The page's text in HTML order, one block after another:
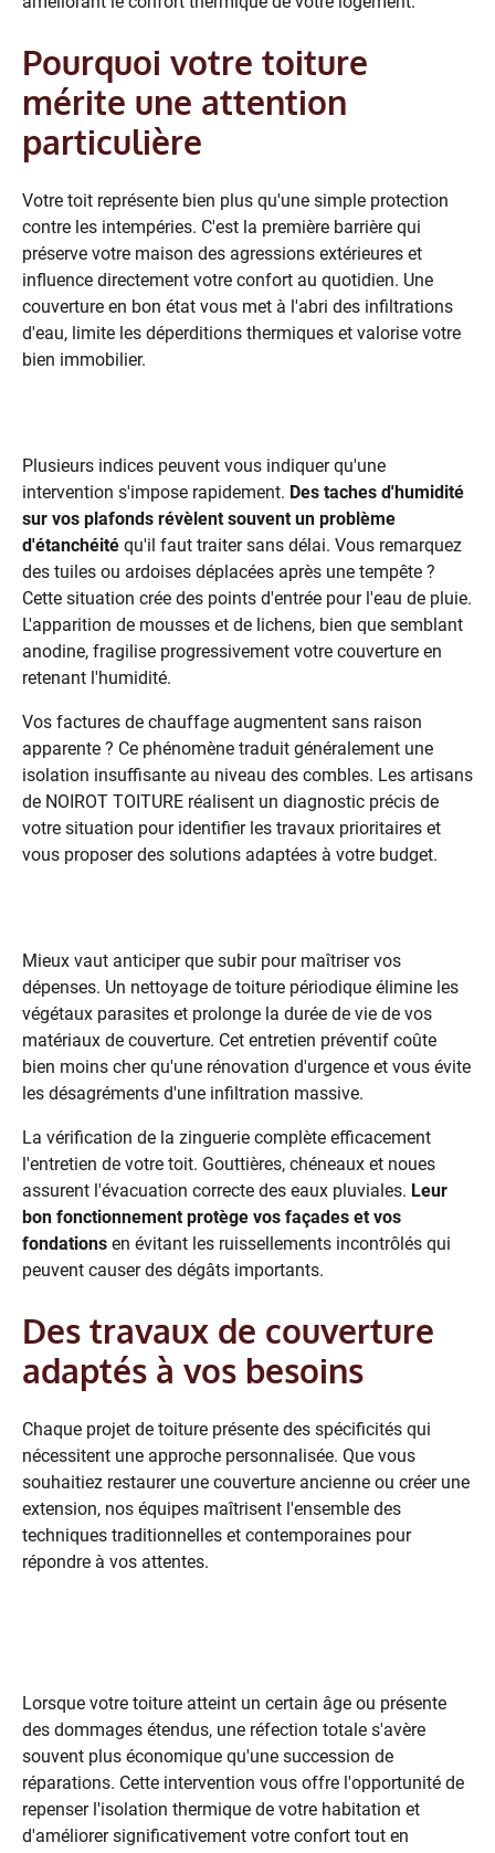
Pourquoi votre toiture
mérite une attention
particulière
Votre toit représente bien plus qu'une simple protection
contre les intempéries. C'est la première barrière qui
préserve votre maison des agressions extérieures et
influence directement votre confort au quotidien. Une
couverture en bon état vous met à l'abri des infiltrations
d'eau, limite les déperditions thermiques et valorise votre
bien immobilier.
Plusieurs indices peuvent vous indiquer qu'une
intervention s'impose rapidement. Des taches d'humidité
sur vos plafonds révèlent souvent un problème
d'étanchéité qu'il faut traiter sans délai. Vous remarquez
des tuiles ou ardoises déplacées après une tempête ?
Cette situation crée des points d'entrée pour l'eau de pluie.
L'apparition de mousses et de lichens, bien que semblant
anodine, fragilise progressivement votre couverture en
retenant l'humidité.
Vos factures de chauffage augmentent sans raison
apparente ? Ce phénomène traduit généralement une
isolation insuffisante au niveau des combles. Les artisans
de NOIROT TOITURE réalisent un diagnostic précis de
votre situation pour identifier les travaux prioritaires et
vous proposer des solutions adaptées à votre budget.
Mieux vaut anticiper que subir pour maîtriser vos
dépenses. Un nettoyage de toiture périodique élimine les
végétaux parasites et prolonge la durée de vie de vos
matériaux de couverture. Cet entretien préventif coûte
bien moins cher qu'une rénovation d'urgence et vous évite
les désagréments d'une infiltration massive.
La vérification de la zinguerie complète efficacement
l'entretien de votre toit. Gouttières, chéneaux et noues
assurent l'évacuation correcte des eaux pluviales. Leur
bon fonctionnement protège vos façades et vos
fondations en évitant les ruissellements incontrôlés qui
peuvent causer des dégâts importants.
Des travaux de couverture
adaptés à vos besoins
Chaque projet de toiture présente des spécificités qui
nécessitent une approche personnalisée. Que vous
souhaitiez restaurer une couverture ancienne ou créer une
extension, nos équipes maîtrisent l'ensemble des
techniques traditionnelles et contemporaines pour
répondre à vos attentes.
Lorsque votre toiture atteint un certain âge ou présente
des dommages étendus, une réfection totale s'avère
souvent plus économique qu'une succession de
réparations. Cette intervention vous offre l'opportunité de
repenser l'isolation thermique de votre habitation et
d'améliorer significativement votre confort tout en